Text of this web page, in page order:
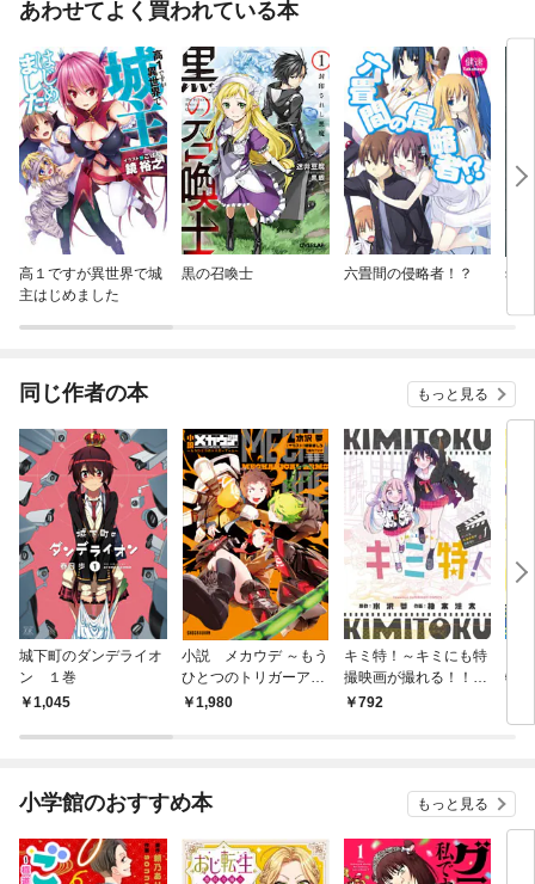
あわせてよく買われている本
高１ですが異世界で城
主はじめました
黒の召喚士 六畳間の侵略者！？ 幼
同じ作者の本 もっと見る
城下町のダンデライオ
ン １巻
1,045
小説 メカウデ ～もう
ひとつのトリガーアー
ム～1,980
キミ特！～キミにも特
撮映画が撮れる！！～
（１）
792
特
小学館のおすすめ本 もっと見る